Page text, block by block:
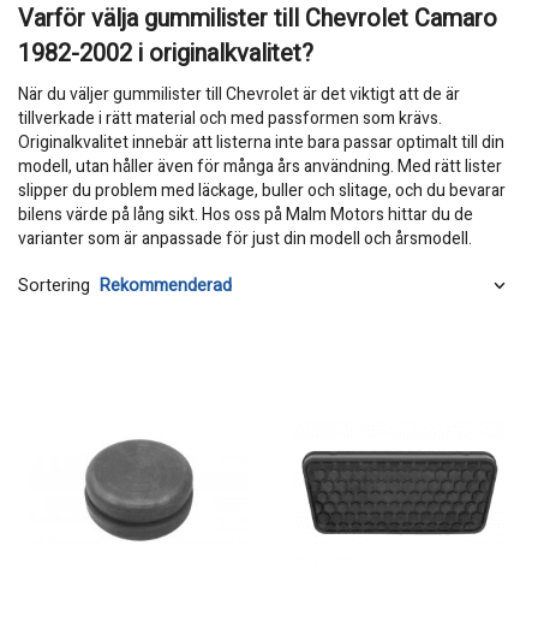
Varför välja gummilister till Chevrolet Camaro
1982-2002 i originalkvalitet?
När du väljer gummilister till Chevrolet är det viktigt att de är
tillverkade i rätt material och med passformen som krävs.
Originalkvalitet innebär att listerna inte bara passar optimalt till din
modell, utan håller även för många års användning. Med rätt lister
slipper du problem med läckage, buller och slitage, och du bevarar
bilens värde på lång sikt. Hos oss på Malm Motors hittar du de
varianter som är anpassade för just din modell och årsmodell.
Sortering